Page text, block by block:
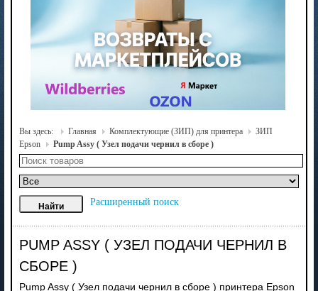
Вы здесь: Главная Комплектующие (ЗИП) для принтера
ЗИП
Epson
Pump Assy ( Узел подачи чернил в сборе )
Расширенный поиск
PUMP ASSY ( УЗЕЛ ПОДАЧИ ЧЕРНИЛ В
СБОРЕ )
Pump Assy ( Узел подачи чернил в сборе ) принтера Epson